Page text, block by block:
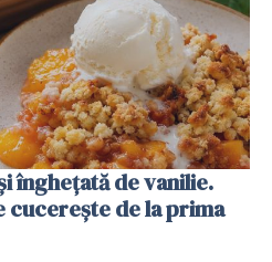
înghețată de vanilie.
de la prima